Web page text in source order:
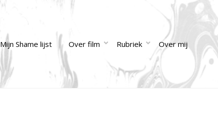
Mijn Shame lijst Over film Rubriek Over mij